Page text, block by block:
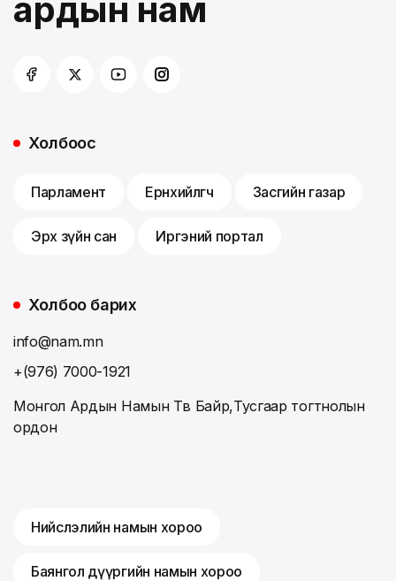
ардын нам
Холбоос
Парламент Ерөнхийлөгч Засгийн газар
Эрх зүйн сан Иргэний портал
Холбоо барих
info@nam.mn
+(976) 7000-1921
Монгол Ардын Намын Төв Байр,Тусгаар тогтнолын
ордон
Нийслэлийн намын хороо
Баянгол дүүргийн намын хороо